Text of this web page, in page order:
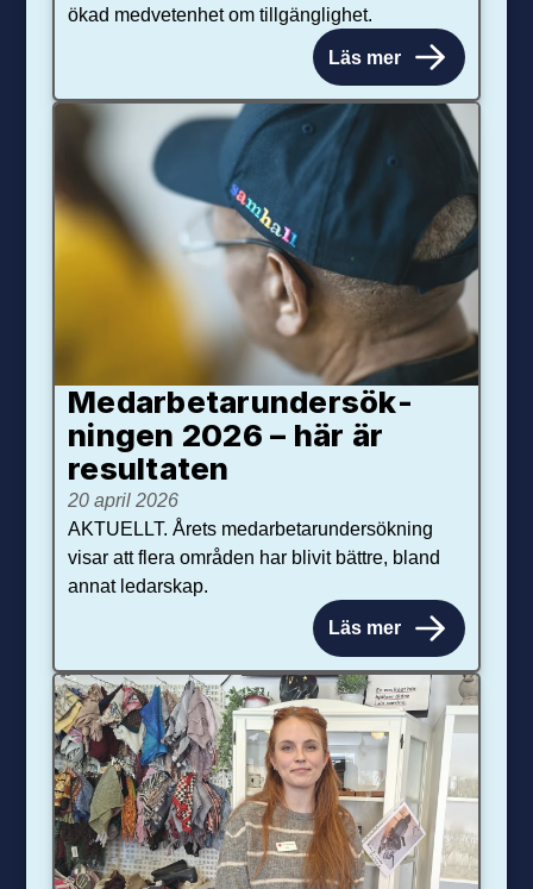
ökad medvetenhet om tillgänglighet.
Läs mer
Medarbetar­under­sök­
ningen 2026 – här är
resultaten
20 april 2026
AKTUELLT. Årets medarbetarundersökning
visar att flera områden har blivit bättre, bland
annat ledarskap.
Läs mer